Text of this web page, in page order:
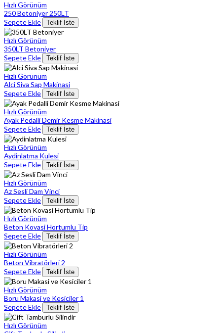
Hızlı Görünüm
250 Betoniyer 250LT
Sepete Ekle
Teklif İste
Hızlı Görünüm
350LT Betoniyer
Sepete Ekle
Teklif İste
Hızlı Görünüm
Alci Siva Sap Makinasi
Sepete Ekle
Teklif İste
Hızlı Görünüm
Ayak Pedalli Demir Kesme Makinasi
Sepete Ekle
Teklif İste
Hızlı Görünüm
Aydinlatma Kulesi
Sepete Ekle
Teklif İste
Hızlı Görünüm
Az Sesli Dam Vinci
Sepete Ekle
Teklif İste
Hızlı Görünüm
Beton Kovasi Hortumlu Tip
Sepete Ekle
Teklif İste
Hızlı Görünüm
Beton Vibratörleri 2
Sepete Ekle
Teklif İste
Hızlı Görünüm
Boru Makasi ve Kesiciler 1
Sepete Ekle
Teklif İste
Hızlı Görünüm